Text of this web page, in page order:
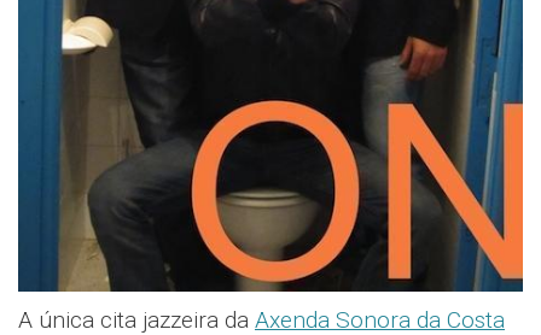
A única cita jazzeira da Axenda Sonora da Costa